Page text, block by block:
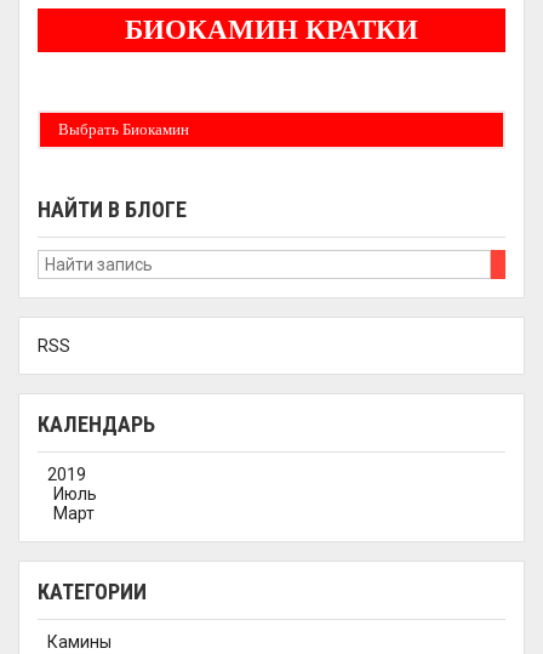
БИОКАМИН КРАТКИ
Выбрать Биокамин
НАЙТИ В БЛОГЕ
RSS
КАЛЕНДАРЬ
2019
Июль
Март
КАТЕГОРИИ
Камины